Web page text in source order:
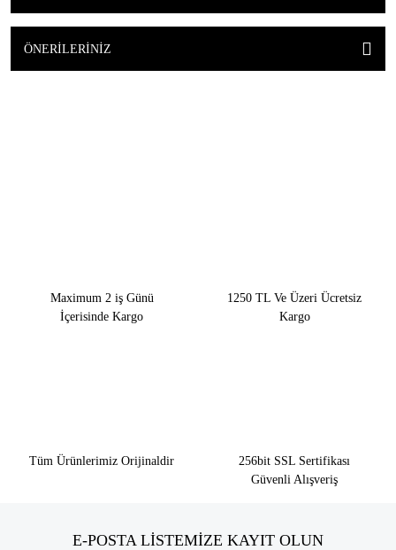
ÖNERILERINIZ
Maximum 2 iş Günü
İçerisinde Kargo
1250 TL Ve Üzeri Ücretsiz
Kargo
Tüm Ürünlerimiz Orijinaldir
256bit SSL Sertifikası
Güvenli Alışveriş
E-POSTA LİSTEMİZE KAYIT OLUN